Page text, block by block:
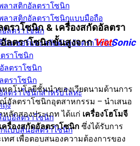
ลาสติกอัลตราโซนิก
พลาสติกอัลตราโซนิกแบบมือถือ
อัลตราโซนิก
ไนเซอร์และสกัดด้วยอัลตราโซนิก
ราโซนิก
ลตราโซนิก
ตราโซนิก
ลตราโซนิกสำหรับโลหะ
ถุง
อบอัลตราโซนิก
กแบบสั่นอัลตราโซนิก
ตราโซนิก & เครื่องสกัดอัลตรา
ลตราโซนิกขั้นสูงจากVietSonic
คโนโลยีชั้นนำของเวียดนามด้านการ
อัลตราโซนิกอุตสาหกรรม – นำเสนอ
ลักสองประเภท ได้แก่ เครื่องโฮโมจี
ครื่องสกัดอัลตราโซนิก ซึ่งได้รับการ
ทศ เพื่อตอบสนองความต้องการของ